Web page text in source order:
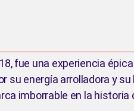
fue una experiencia
su energía arrolladora y
imborrable en la